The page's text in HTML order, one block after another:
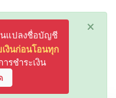
×
นแปลงชื่อบัญชี
งินก่อนโอนทุก
รชำระเงิน